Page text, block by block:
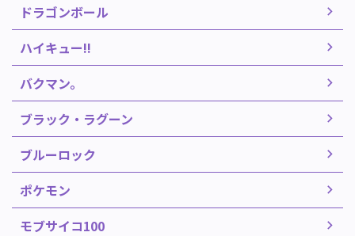
ドラゴンボール
ハイキュー!!
バクマン。
ブラック・ラグーン
ブルーロック
ポケモン
モブサイコ100